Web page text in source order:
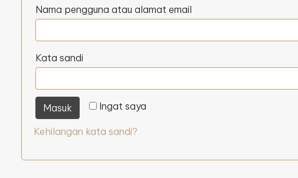
Nama pengguna atau alamat email
Kata sandi
Ingat saya
Masuk
Kehilangan kata sandi?